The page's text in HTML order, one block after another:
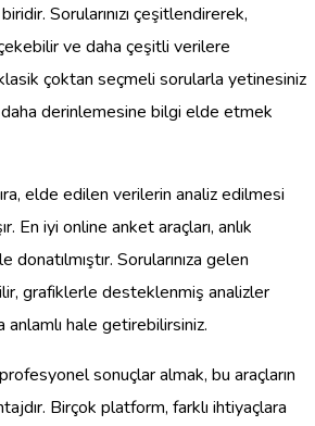
Sorularınızı çeşitlendirerek,
çekebilir ve daha çeşitli verilere
çoktan seçmeli sorularla yetinesiniz
derinlemesine bilgi elde etmek
elde edilen verilerin analiz edilmesi
En iyi online anket araçları, anlık
Sorularınıza gelen
grafiklerle desteklenmiş analizler
anlamlı hale getirebilirsiniz.
sonuçlar almak, bu araçların
Birçok platform, farklı ihtiyaçlara